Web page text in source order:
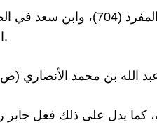
اضطراب كثير فيه، وعدم ضبطه لإسناده، ومتنه أيضا.
كما يدل على ذلك فعل